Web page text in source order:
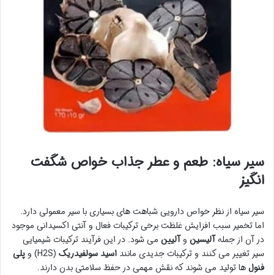
سیر سیاه: طعم و عطر جذاب خواص شگفت
انگیز
سیر سیاه از نظر خواص دارویی شباهت های بسیاری با سیر معمولی دارد.
اما تخمیر سبب افزایش غلظت برخی ترکیبات فعال و آنتی اکسیدانی موجود
در آن از جملهآلیسین وآلیین می شود. در این فرآیند ترکیبات شیمیایی
سیر تغییر می کنند و ترکیبات جدیدی مانند اسید سولفیدریک (H2S) و
پلی
فنولها تولید می شوند که نقش مهمی در حفظ سلامتی بدن دارند.